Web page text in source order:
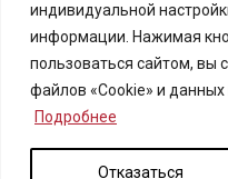
индивидуальной
информации. Нажимая
пользоваться сайтом, вы
файлов «Cookie» и данных
Подробнее
Отказаться
Copyright © 2025
партнерство
«Центр
Правила